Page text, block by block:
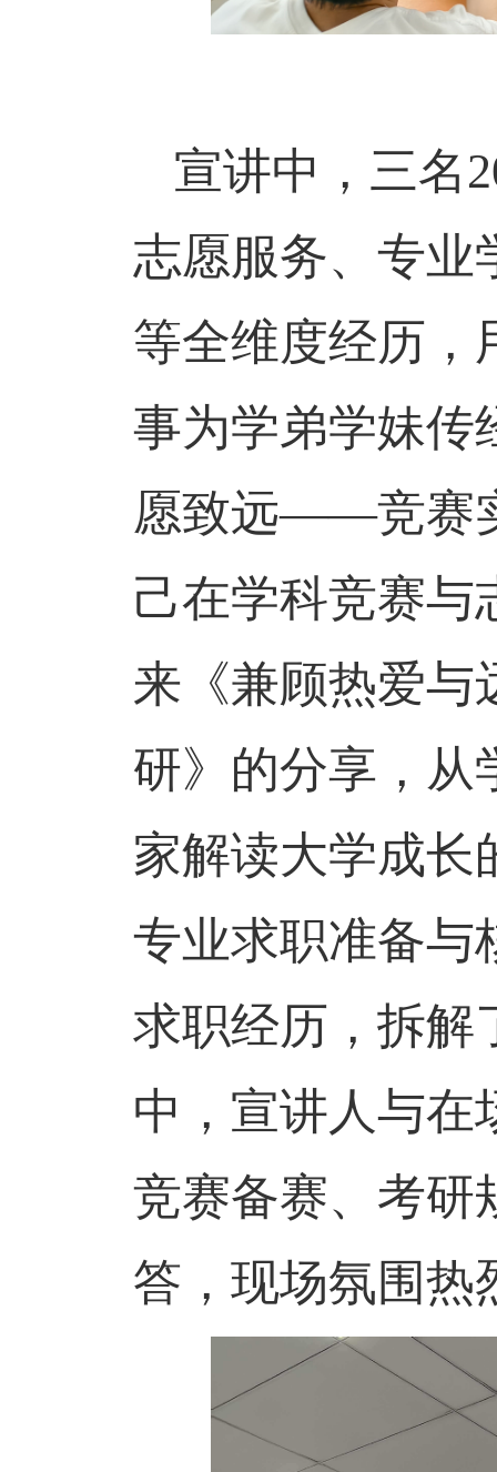
宣讲中，三名
志愿服务、专业
等全维度经历，
事为学弟学妹传
愿致远——竞赛
己在学科竞赛与
来《兼顾热爱
研》的分享，从
家解读大学成长
专业求职准备与
求职经历，拆解
中，宣讲人与在
竞赛备赛、考研
答，现场氛围热